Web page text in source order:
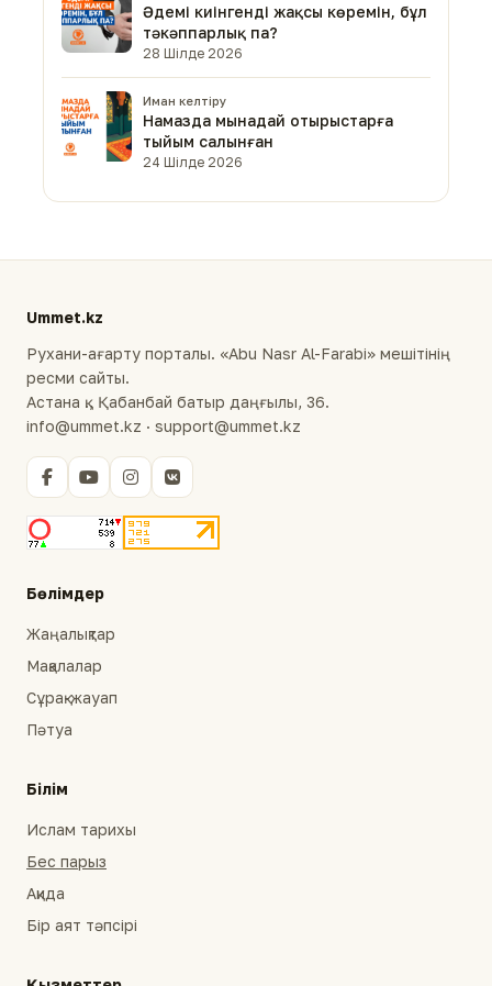
Әдемі киінгенді жақсы көремін, бұл
тәкәппарлық па?
28 Шілде 2026
Иман келтіру
Намазда мынадай отырыстарға
тыйым салынған
24 Шілде 2026
Ummet.kz
Рухани-ағарту порталы. «Abu Nasr Al-Farabi» мешітінің
ресми сайты.
Астана қ., Қабанбай батыр даңғылы, 36.
info@ummet.kz · support@ummet.kz
Бөлімдер
Жаңалықтар
Мақалалар
Сұрақ-жауап
Пәтуа
Білім
Ислам тарихы
Бес парыз
Ақида
Бір аят тәпсірі